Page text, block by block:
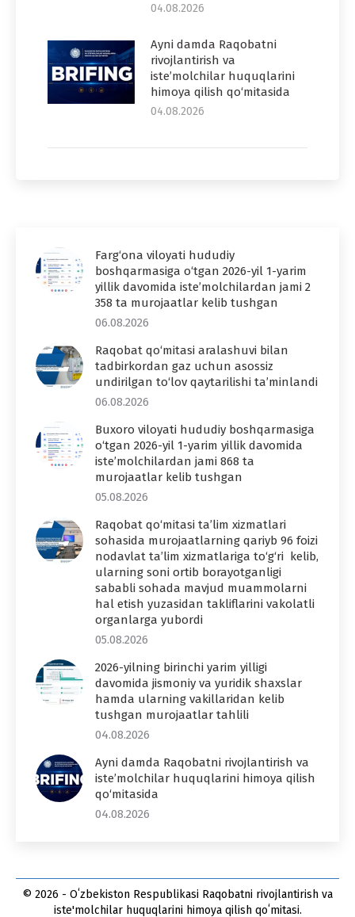
04.08.2026
Ayni damda Raqobatni
rivojlantirish va
iste’molchilar huquqlarini
himoya qilish qo‘mitasida
04.08.2026
Farg‘ona viloyati hududiy
boshqarmasiga o‘tgan 2026-yil 1-yarim
yillik davomida iste’molchilardan jami 2
358 ta murojaatlar kelib tushgan
06.08.2026
Raqobat qo‘mitasi aralashuvi bilan
tadbirkordan gaz uchun asossiz
undirilgan to‘lov qaytarilishi ta’minlandi
06.08.2026
Buxoro viloyati hududiy boshqarmasiga
o‘tgan 2026-yil 1-yarim yillik davomida
iste’molchilardan jami 868 ta
murojaatlar kelib tushgan
05.08.2026
Raqobat qo‘mitasi ta’lim xizmatlari
sohasida murojaatlarning qariyb 96 foizi
nodavlat ta’lim xizmatlariga to‘g‘ri kelib,
ularning soni ortib borayotganligi
sababli sohada mavjud muammolarni
hal etish yuzasidan takliflarini vakolatli
organlarga yubordi
05.08.2026
2026-yilning birinchi yarim yilligi
davomida jismoniy va yuridik shaxslar
hamda ularning vakillaridan kelib
tushgan murojaatlar tahlili
04.08.2026
Ayni damda Raqobatni rivojlantirish va
iste’molchilar huquqlarini himoya qilish
qo‘mitasida
04.08.2026
© 2026 - Oʻzbekiston Respublikasi Raqobatni rivojlantirish va
iste'molchilar huquqlarini himoya qilish qoʻmitasi.